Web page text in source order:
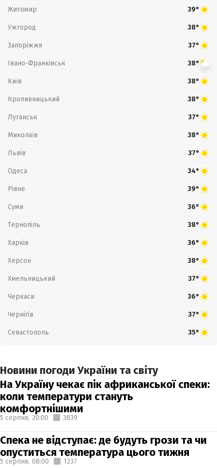
Житомир 39°
Ужгород 38°
Запоріжжя 37°
Івано-Франківськ 38°
Київ 38°
Кропивницький 38°
Луганськ 37°
Миколаїв 38°
Львів 37°
Одеса 34°
Рівне 39°
Суми 36°
Тернопіль 38°
Харків 36°
Херсон 38°
Хмельницький 37°
Черкаси 36°
Чернігів 37°
Севастополь 35°
Новини погоди України та світу
На Україну чекає пік африканської спеки:
коли температури стануть
комфортнішими
5 серпня, 20:00 3839
Спека не відступає: де будуть грози та чи
опуститься температура цього тижня
5 серпня, 08:00 1237